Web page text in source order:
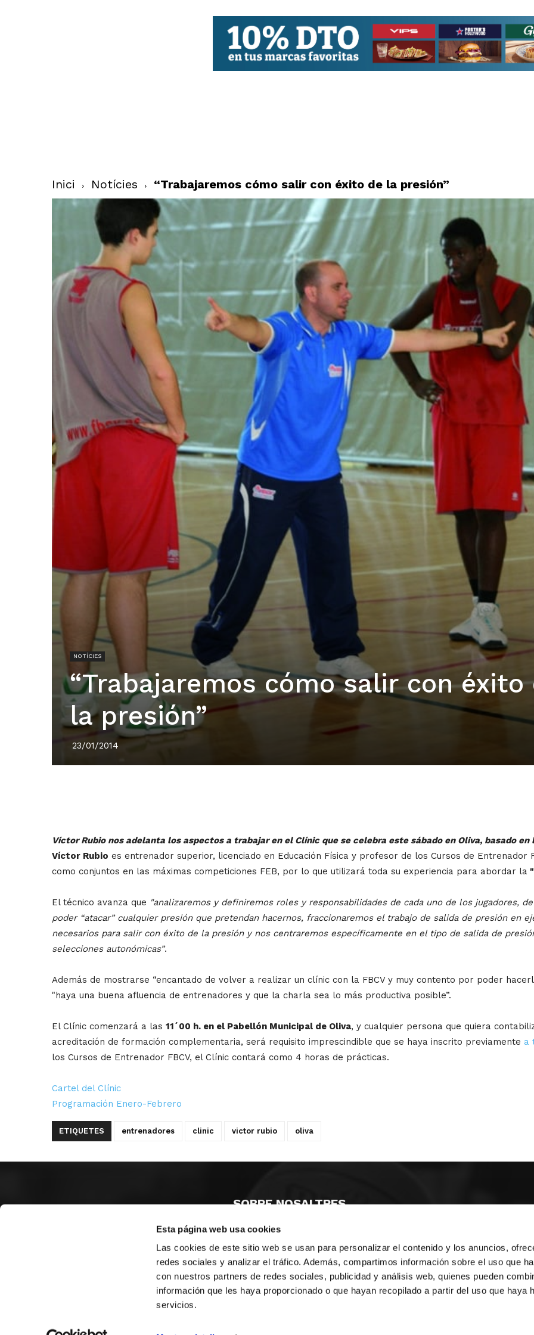
Esta página web usa cookies
Las cookies de este sitio web se usan para personalizar el contenido y los anuncios,
redes sociales y analizar el tráfico. Además, compartimos información sobre el uso que
con nuestros partners de redes sociales, publicidad y análisis web, quienes pueden
información que les haya proporcionado o que hayan recopilado a partir del uso que haya
servicios.
Inici Notícies “Trabajaremos cómo salir con éxito de la presión”
NOTÍCIES
“Trabajaremos cómo salir con éxito
la presión”
23/01/2014
Víctor Rubio nos adelanta los aspectos a trabajar en el Clínic que se celebra este sábado en Oliva, basado en
Víctor Rubio es entrenador superior, licenciado en Educación Física y profesor de los Cursos de Entrenador
como conjuntos en las máximas competiciones FEB, por lo que utilizará toda su experiencia para abordar la
El técnico avanza que "analizaremos y definiremos roles y responsabilidades de cada uno de los jugadores,
poder “atacar” cualquier presión que pretendan hacernos, fraccionaremos el trabajo de salida de presión en
necesarios para salir con éxito de la presión y nos centraremos específicamente en el tipo de salida de
selecciones autonómicas”.
Además de mostrarse “encantado de volver a realizar un clínic con la FBCV y muy contento por poder
"haya una buena afluencia de entrenadores y que la charla sea lo más productiva posible”.
El Clínic comenzará a las 11´00 h. en el Pabellón Municipal de Oliva, y cualquier persona que quiera
acreditación de formación complementaria, será requisito imprescindible que se haya inscrito previamente a
los Cursos de Entrenador FBCV, el Clínic contará como 4 horas de prácticas.
Cartel del Clínic
Programación Enero-Febrero
ETIQUETES entrenadores clinic victor rubio oliva
SOBRE NOSALTRES
CASTELLÓ
VALÈNCIA
MONESTIR DE POBLET 14 1ª 3º
ALACANT
CIUDAD DE MATANZAS 12
fbcv@fbcv.es